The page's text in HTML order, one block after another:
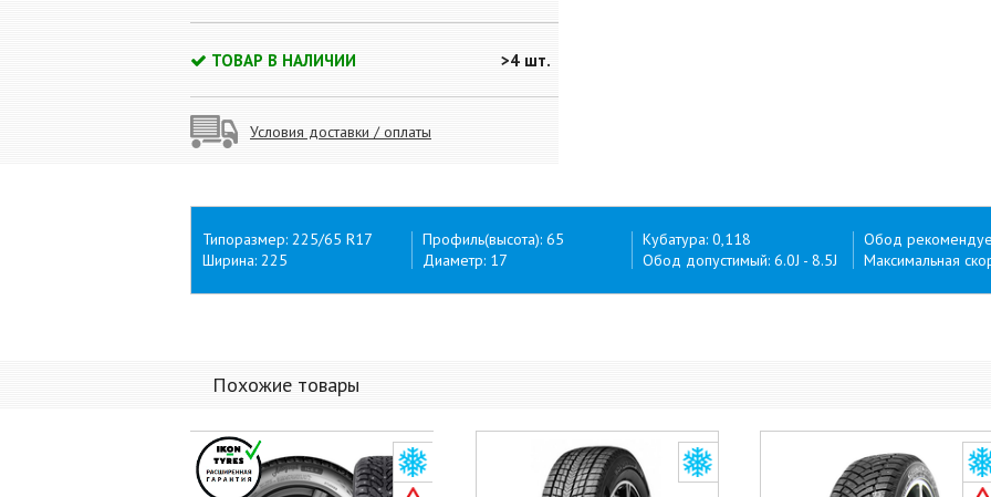
ТОВАР В НАЛИЧИИ >4 шт.
Условия доставки / оплаты
Типоразмер: 225/65 R17
Ширина: 225
Профиль(высота): 65
Диаметр: 17
Кубатура: 0,118
Обод допустимый: 6.0J - 8.5J
Обод
Максимальная
Похожие товары